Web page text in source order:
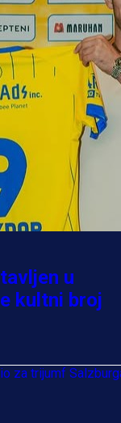
u
kultni broj